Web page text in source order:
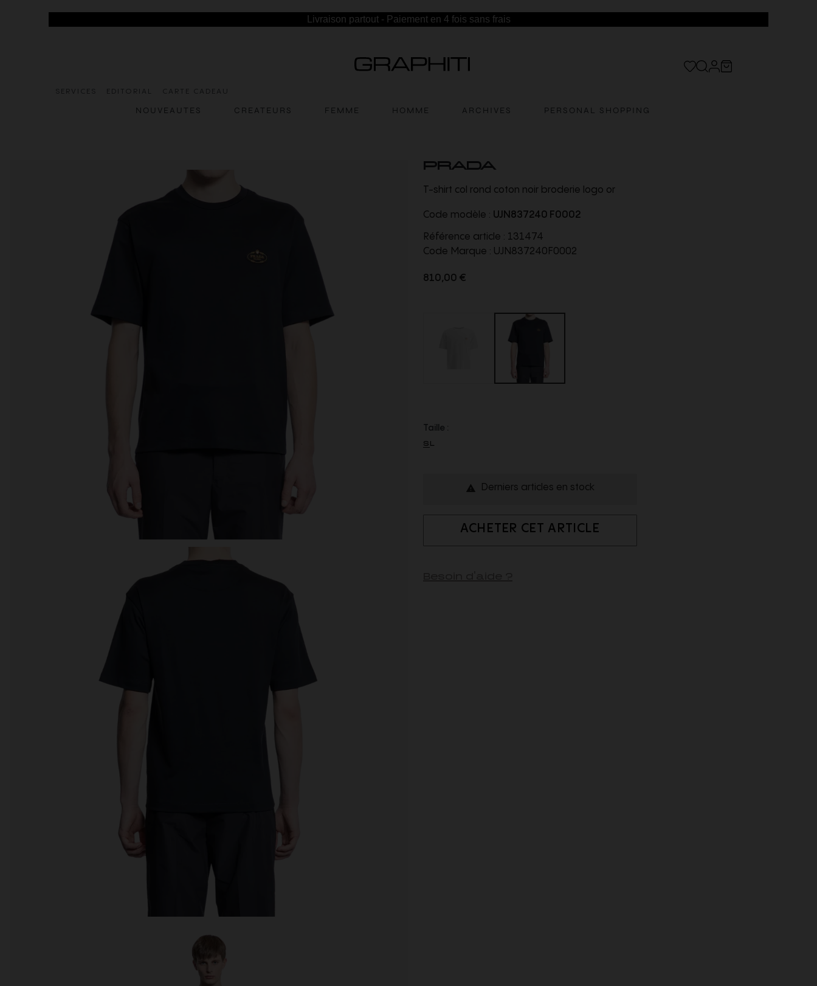
Livraison partout - Paiement en 4 fois sans frais
SERVICES EDITORIAL CARTE CADEAU
NOUVEAUTES CREATEURS FEMME HOMME ARCHIVES PERSONAL SHOPPING
PRADA
T-shirt col rond coton noir broderie logo or
Code modèle : UJN837240 F0002
Référence article : 131474
Code Marque : UJN837240F0002
810,00 €
Taille :
SL
 Derniers articles en stock
ACHETER CET ARTICLE